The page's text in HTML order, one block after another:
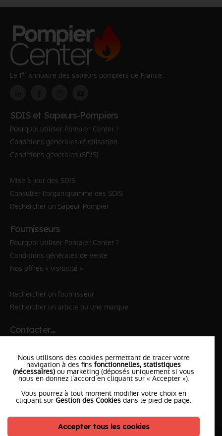
Le 1er annuaire des sapeurs pompiers de France.
SDIS et Sapeurs-Pompiers
Pourquoi utiliser Pompier Center ?
Conditions générales d'utilisation
Conditions générales (SDIS)
Mise à jour des SDIS
Consulter l'organigramme des SDIS
Rechercher un Sapeur-Pompier
Fournisseurs
Pourquoi utiliser Pompier Center ?
Conditions générales de vente
Nos offres « visibilité »
Rechercher un fournisseur
Rechercher un article ou une marque
Contacter…
✆ 18№National Sapeurs-Pompiers
le SDISle plus proche
l'équipePompierCenter
Nous utilisons des cookies permettant de tracer votre
navigation à des fins fonctionnelles, statistiques
(nécessaires) ou marketing (déposés uniquement si vous
nous en donnez l’accord en cliquant sur « Accepter »).
Vous pourrez à tout moment modifier votre choix en
cliquant sur Gestion des Cookies dans le pied de page.
Accepter tous les cookies